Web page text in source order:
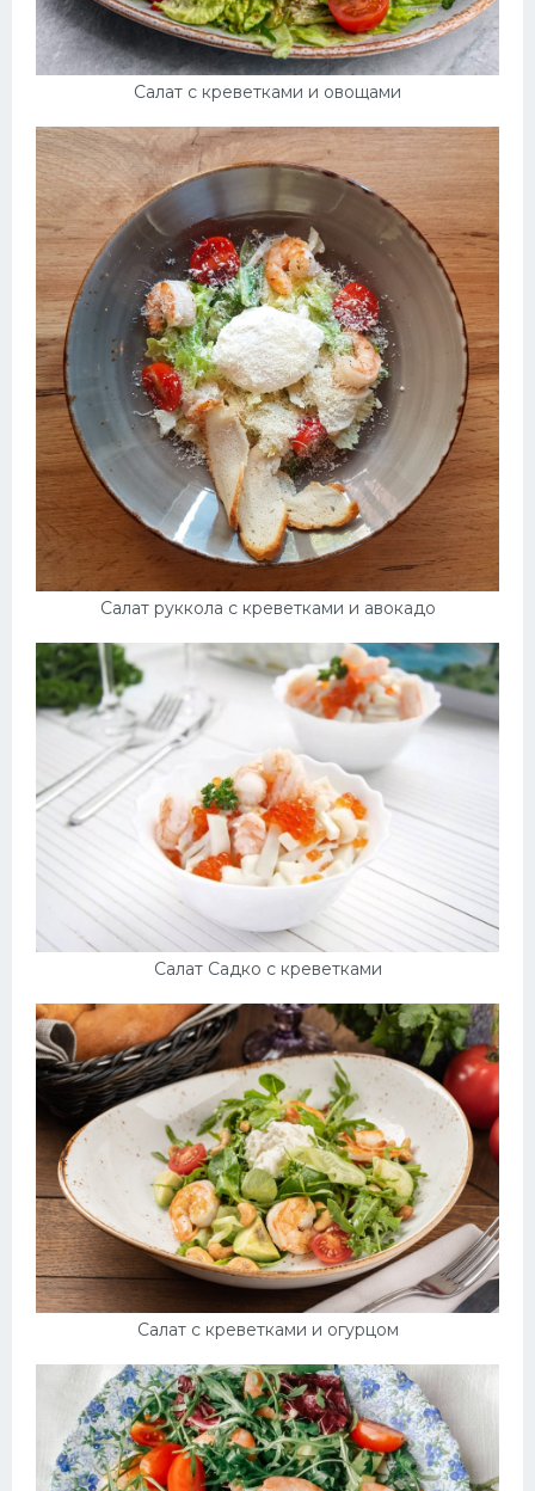
Салат с креветками и овощами
Салат руккола с креветками и авокадо
Салат Садко с креветками
Салат с креветками и огурцом